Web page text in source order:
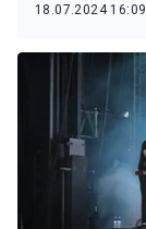
18.07.2024 16:09